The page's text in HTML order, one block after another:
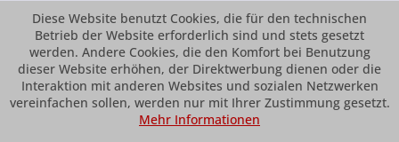
Menü
Diese Website benutzt Cookies, die für den technischen
Betrieb der Website erforderlich sind und stets gesetzt
werden. Andere Cookies, die den Komfort bei Benutzung
dieser Website erhöhen, der Direktwerbung dienen oder die
Interaktion mit anderen Websites und sozialen Netzwerken
vereinfachen sollen, werden nur mit Ihrer Zustimmung gesetzt.
Mehr Informationen